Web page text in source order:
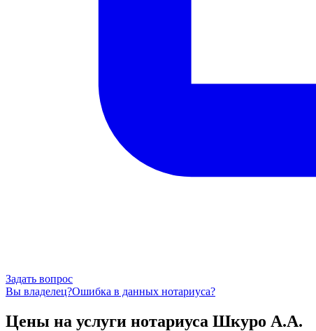
Задать вопрос
Вы владелец?Ошибка в данных нотариуса?
Цены на услуги нотариуса Шкуро А.А.